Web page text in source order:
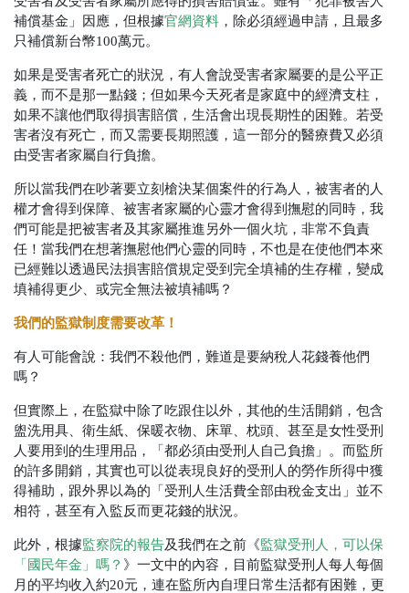
補償基金」因應，但根據官網資料 ，除必須經過申請，且最多
只補償新台幣100萬元。
如果是受害者死亡的狀況，有人會說受害者家屬要的是公平正
義，而不是那一點錢；但如果今天死者是家庭中的經濟支柱，
如果不讓他們取得損害賠償，生活會出現長期性的困難。若受
害者沒有死亡，而又需要長期照護，這一部分的醫療費又必須
由受害者家屬自行負擔。
所以當我們在吵著要立刻槍決某個案件的行為人，被害者的人
權才會得到保障、被害者家屬的心靈才會得到撫慰的同時，我
們可能是把被害者及其家屬推進另外一個火坑，非常不負責
任！當我們在想著撫慰他們心靈的同時，不也是在使他們本來
已經難以透過民法損害賠償規定受到完全填補的生存權，變成
填補得更少、或完全無法被填補嗎？
我們的監獄制度需要改革！
有人可能會說：我們不殺他們，難道是要納稅人花錢養他們
嗎？
但實際上，在監獄中除了吃跟住以外，其他的生活開銷，包含
盥洗用具、衛生紙、保暖衣物、床單、枕頭、甚至是女性受刑
人要用到的生理用品，「都必須由受刑人自己負擔」。而監所
的許多開銷，其實也可以從表現良好的受刑人的勞作所得中獲
得補助，跟外界以為的「受刑人生活費全部由稅金支出」並不
相符，甚至有入監反而更花錢的狀況。
此外，根據監察院的報告及我們在之前《監獄受刑人，可以保
「國民年金」嗎？ 》一文中的內容，目前監獄受刑人每人每個
月的平均收入約20元，連在監所內自理日常生活都有困難，更